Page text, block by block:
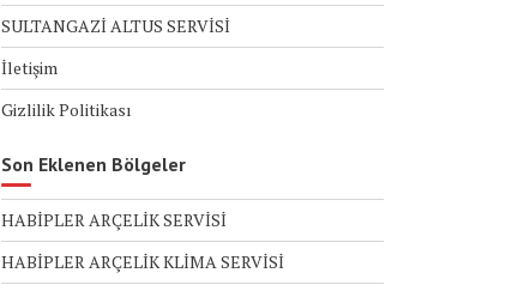
SULTANGAZİ ALTUS SERVİSİ
İletişim
Gizlilik Politikası
Son Eklenen Bölgeler
HABİPLER ARÇELİK SERVİSİ
HABİPLER ARÇELİK KLİMA SERVİSİ